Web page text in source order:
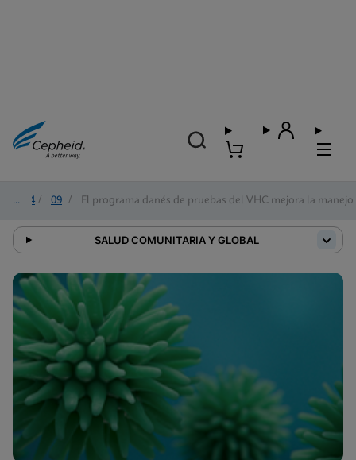
2024 / 09 / El programa danés de pruebas del VHC mejora la
SALUD COMUNITARIA Y GLOBAL